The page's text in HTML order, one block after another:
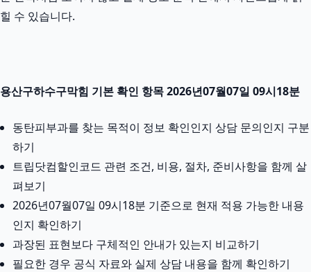
힐 수 있습니다.
용산구하수구막힘 기본 확인 항목 2026년07월07일 09시18분
동탄피부과를 찾는 목적이 정보 확인인지 상담 문의인지 구분
하기
트립닷컴할인코드 관련 조건, 비용, 절차, 준비사항을 함께 살
펴보기
2026년07월07일 09시18분 기준으로 현재 적용 가능한 내용
인지 확인하기
과장된 표현보다 구체적인 안내가 있는지 비교하기
필요한 경우 공식 자료와 실제 상담 내용을 함께 확인하기